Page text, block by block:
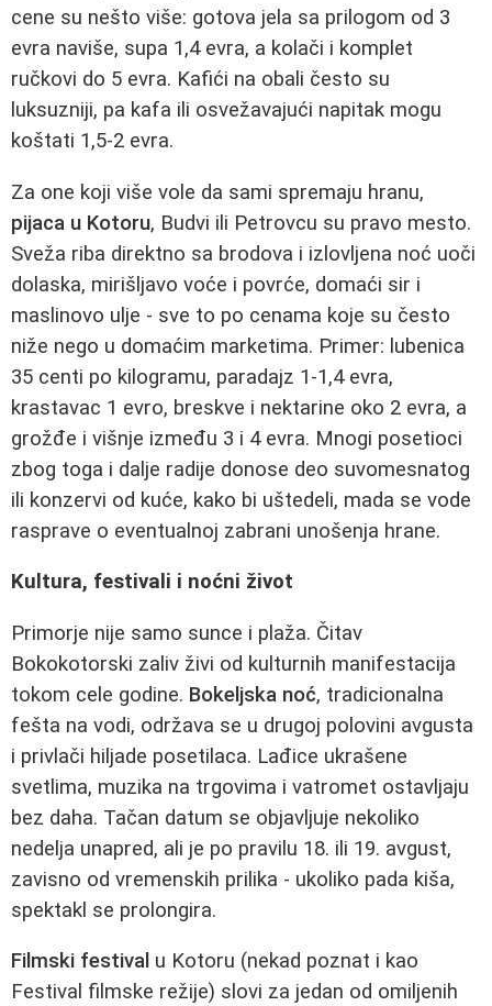
cene su nešto više: gotova jela sa prilogom od 3
evra naviše, supa 1,4 evra, a kolači i komplet
ručkovi do 5 evra. Kafići na obali često su
luksuzniji, pa kafa ili osvežavajući napitak mogu
koštati 1,5-2 evra.
Za one koji više vole da sami spremaju hranu,
pijaca u Kotoru, Budvi ili Petrovcu su pravo mesto.
Sveža riba direktno sa brodova i izlovljena noć uoči
dolaska, mirišljavo voće i povrće, domaći sir i
maslinovo ulje - sve to po cenama koje su često
niže nego u domaćim marketima. Primer: lubenica
35 centi po kilogramu, paradajz 1-1,4 evra,
krastavac 1 evro, breskve i nektarine oko 2 evra, a
grožđe i višnje između 3 i 4 evra. Mnogi posetioci
zbog toga i dalje radije donose deo suvomesnatog
ili konzervi od kuće, kako bi uštedeli, mada se vode
rasprave o eventualnoj zabrani unošenja hrane.
Kultura, festivali i noćni život
Primorje nije samo sunce i plaža. Čitav
Bokokotorski zaliv živi od kulturnih manifestacija
tokom cele godine. Bokeljska noć, tradicionalna
fešta na vodi, održava se u drugoj polovini avgusta
i privlači hiljade posetilaca. Lađice ukrašene
svetlima, muzika na trgovima i vatromet ostavljaju
bez daha. Tačan datum se objavljuje nekoliko
nedelja unapred, ali je po pravilu 18. ili 19. avgust,
zavisno od vremenskih prilika - ukoliko pada kiša,
spektakl se prolongira.
Filmski festival u Kotoru (nekad poznat i kao
Festival filmske režije) slovi za jedan od omiljenih